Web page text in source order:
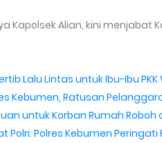
Kapolsek Alian, kini menjabat
Lalu Lintas untuk Ibu-Ibu
Kebumen, Ratusan
untuk Korban Rumah Roboh
Polres Kebumen